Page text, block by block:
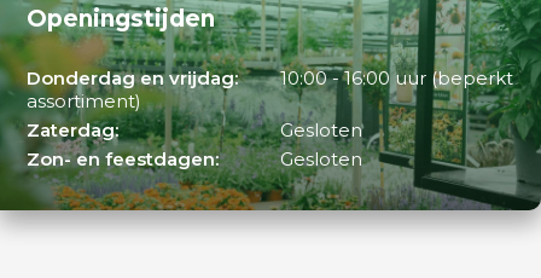
Openingstijden
Donderdag en vrijdag:
10:00 - 16:00 uur (beperkt
assortiment)
Zaterdag:
Gesloten
Zon- en feestdagen:
Gesloten